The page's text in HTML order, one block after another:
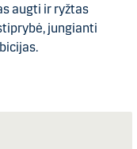
augti ir ryžtas
jungianti